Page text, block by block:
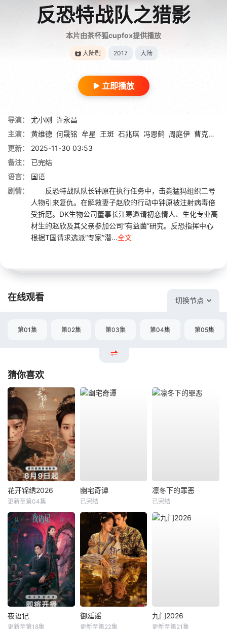
反恐特战队之猎影
本片由茶杯狐cupfox提供播放
大陆剧 2017 大陆
立即播放
导演： 尤小刚 许永昌
主演：
黄维德 何晟铭 牟星 王斑 石兆琪 冯恩鹤 周庭伊 曹克难
更新：
2025-11-30 03:53
备注：
已完结
语言：
国语
剧情：
反恐特战队队长钟原在执行任务中，击毙猛犸组织二号
人物引来复仇。在解救妻子赵欣的行动中钟原被注射病毒倍
受折磨。DK生物公司董事长江寒邀请初恋情人、生化专业高
材生的赵欣及其父亲参加公司“有益菌”研究。反恐指挥中心
根据T国请求选派“专家”潜...全文
在线观看 切换节点
第01集 第02集 第03集 第04集 第05集
猜你喜欢
花开锦绣2026
更新至第04集
幽宅奇谭
已完结
凛冬下的罪恶
已完结
夜语记
更新至第18集
御廷谣
更新至第22集
九门2026
更新至第21集